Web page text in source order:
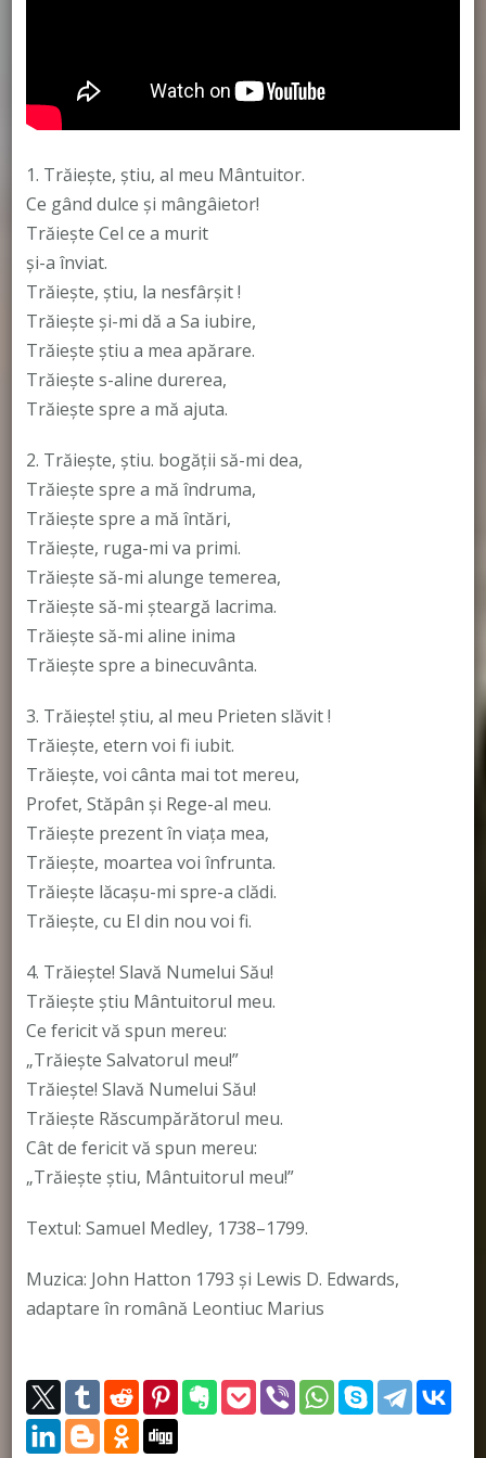
1. Trăiește, știu, al meu Mântuitor.
Ce gând dulce și mângâietor!
Trăiește Cel ce a murit
și-a înviat.
Trăiește, știu, la nesfârșit !
Trăiește și-mi dă a Sa iubire,
Trăiește știu a mea apărare.
Trăiește s-aline durerea,
Trăiește spre a mă ajuta.
2. Trăiește, știu. bogății să-mi dea,
Trăiește spre a mă îndruma,
Trăiește spre a mă întări,
Trăiește, ruga-mi va primi.
Trăiește să-mi alunge temerea,
Trăiește să-mi șteargă lacrima.
Trăiește să-mi aline inima
Trăiește spre a binecuvânta.
3. Trăiește! știu, al meu Prieten slăvit !
Trăiește, etern voi fi iubit.
Trăiește, voi cânta mai tot mereu,
Profet, Stăpân și Rege-al meu.
Trăiește prezent în viața mea,
Trăiește, moartea voi înfrunta.
Trăiește lăcașu-mi spre-a clădi.
Trăiește, cu El din nou voi fi.
4. Trăiește! Slavă Numelui Său!
Trăiește știu Mântuitorul meu.
Ce fericit vă spun mereu:
„Trăiește Salvatorul meu!”
Trăiește! Slavă Numelui Său!
Trăiește Răscumpărătorul meu.
Cât de fericit vă spun mereu:
„Trăiește știu, Mântuitorul meu!”
Textul: Samuel Medley, 1738–1799.
Muzica: John Hatton 1793 și Lewis D. Edwards,
adaptare în română Leontiuc Marius